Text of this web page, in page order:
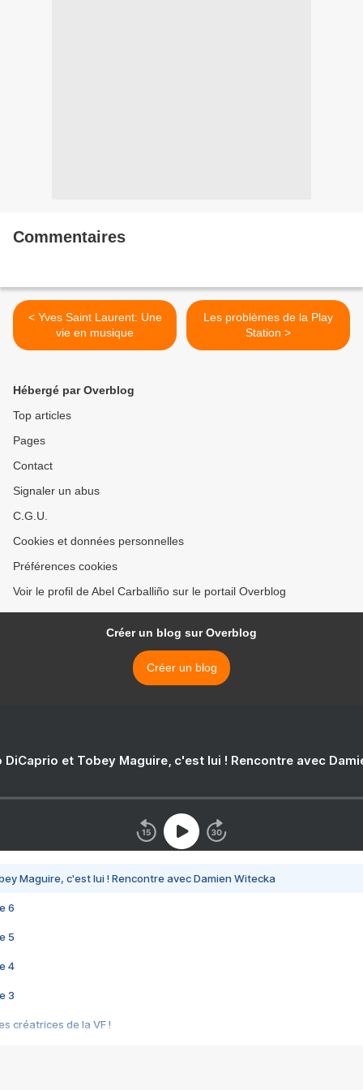
Commentaires
< Yves Saint Laurent: Une
vie en musique
Les problèmes de la Play
Station >
Hébergé par Overblog
Top articles
Pages
Contact
Signaler un abus
C.G.U.
Cookies et données personnelles
Préférences cookies
Voir le profil de Abel Carballiño sur le portail Overblog
Créer un blog sur Overblog
Créer un blog
DiCaprio et Tobey Maguire, c'est lui ! Rencontre avec
Maguire, c'est lui ! Rencontre avec Damien Witecka
6
5
4
3
créatrices de la VF !